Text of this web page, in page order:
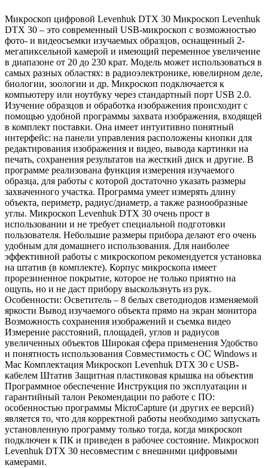
Микроскоп цифровой Levenhuk DTX 30 Микроскоп Levenhuk
DTX 30 – это современный USB-микроскоп с возможностью
фото- и видеосъемки изучаемых образцов, оснащенный 2-
мегапиксельной камерой и имеющий переменное увеличение
в диапазоне от 20 до 230 крат. Модель может использоваться в
самых разных областях: в радиоэлектронике, ювелирном деле,
биологии, зоологии и др. Микроскоп подключается к
компьютеру или ноутбуку через стандартный порт USB 2.0.
Изучение образцов и обработка изображения происходит с
помощью удобной программы захвата изображения, входящей
в комплект поставки. Она имеет интуитивно понятный
интерфейс: на панели управления расположены кнопки для
редактирования изображения и видео, вывода картинки на
печать, сохранения результатов на жесткий диск и другие. В
программе реализована функция измерения изучаемого
образца, для работы с которой достаточно указать размеры
захваченного участка. Программа умеет измерять длину
объекта, периметр, радиус/диаметр, а также разнообразные
углы. Микроскоп Levenhuk DTX 30 очень прост в
использовании и не требует специальной подготовки
пользователя. Небольшие размеры прибора делают его очень
удобным для домашнего использования. Для наиболее
эффективной работы с микроскопом рекомендуется установка
на штатив (в комплекте). Корпус микроскопа имеет
прорезиненное покрытие, которое не только приятно на
ощупь, но и не даст прибору выскользнуть из рук.
Особенности: Осветитель – 8 белых светодиодов изменяемой
яркости Вывод изучаемого объекта прямо на экран монитора
Возможность сохранения изображений и съемка видео
Измерение расстояний, площадей, углов и радиусов
увеличенных объектов Широкая сфера применения Удобство
и понятность использования Совместимость с ОС Windows и
Mac Комплектация Микроскоп Levenhuk DTX 30 с USB-
кабелем Штатив Защитная пластиковая крышка на объектив
Программное обеспечение Инструкция по эксплуатации и
гарантийный талон Рекомендации по работе с ПО:
особенностью программы MicroCapture (и других ее версий)
является то, что для корректной работы необходимо запускать
установленную программу только тогда, когда микроскоп
подключен к ПК и приведен в рабочее состояние. Микроскоп
Levenhuk DTX 30 несовместим с внешними цифровыми
камерами.